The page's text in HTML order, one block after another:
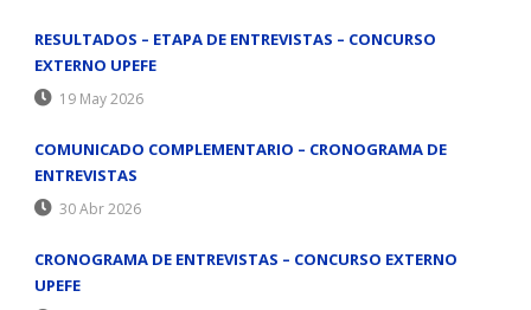
RESULTADOS – ETAPA DE ENTREVISTAS – CONCURSO
EXTERNO UPEFE
19 May 2026
COMUNICADO COMPLEMENTARIO – CRONOGRAMA DE
ENTREVISTAS
30 Abr 2026
CRONOGRAMA DE ENTREVISTAS – CONCURSO EXTERNO
UPEFE